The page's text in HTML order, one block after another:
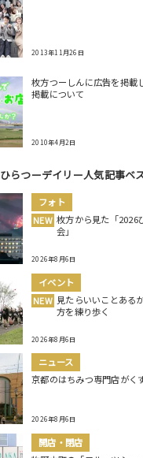
2013年11月26日
枚方つーしんに広告を掲載
掲載について
2010年4月2日
ひらつーデイリー人気記事ベ
フォト
NEW 枚方から見た「2026
会」
2026年8月6日
イベント
NEW 見たらいいことある
方を練り歩く
2026年8月6日
ニュース
京都のはちみつ専門店がく
2026年8月6日
開店・閉店